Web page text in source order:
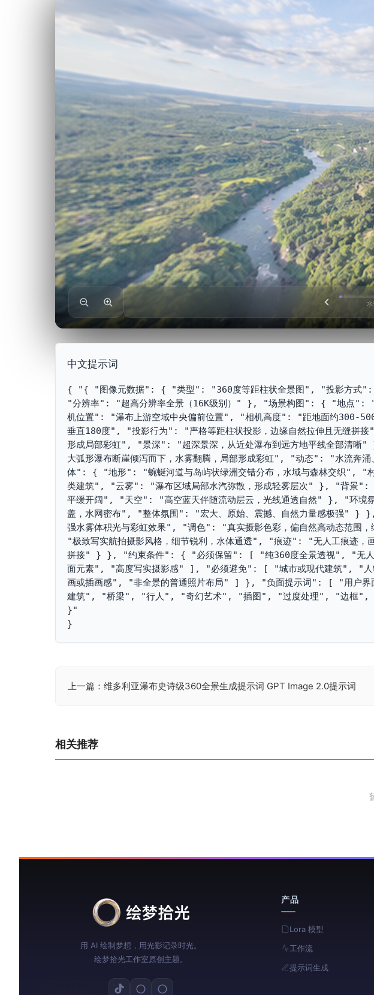
水
中文提示词
{ "{ "图像元数据": { "类型": "360度等距柱状全景图", "投影方式
"分辨率": "超高分辨率全景（16K级别）" }, "场景构图": { "地点": "
机位置": "瀑布上游空域中央偏前位置", "相机高度": "距地面约300-
垂直180度", "投影行为": "严格等距柱状投影，边缘自然拉伸且无缝拼
形成局部彩虹", "景深": "超深景深，从近处瀑布到远方地平线全
大弧形瀑布断崖倾泻而下，水雾翻腾，局部形成彩虹", "动态": "水流奔
体": { "地形": "蜿蜒河道与岛屿状绿洲交错分布，水域与森林交织", "村
类建筑", "云雾": "瀑布区域局部水汽弥散，形成轻雾层次" }, "背景":
平缓开阔", "天空": "高空蓝天伴随流动层云，光线通透自然" }, "环
盖，水网密布", "整体氛围": "宏大、原始、震撼、自然力量感极强"
强水雾体积光与彩虹效果", "调色": "真实摄影色彩，偏自然高动态范
"极致写实航拍摄影风格，细节锐利，水体通透", "痕迹": "无人工痕迹
拼接" } }, "约束条件": { "必须保留": [ "纯360度全景透视", "无人
面元素", "高度写实摄影感" ], "必须避免": [ "城市或现代建筑", "
画或插画感", "非全景的普通照片布局" ] }, "负面提示词": [ "用户
建筑", "桥梁", "行人", "奇幻艺术", "插图", "过度处理", "边框", "
}"
}
文
航
上一篇：维多利亚瀑布史诗级360全景生成提示词 GPT Image 2.0提示词
相关推荐
用 AI 绘制梦想，用光影记录时光。
绘梦拾光工作室原创主题。
产品
Lora 模型
工作流
提示词生成